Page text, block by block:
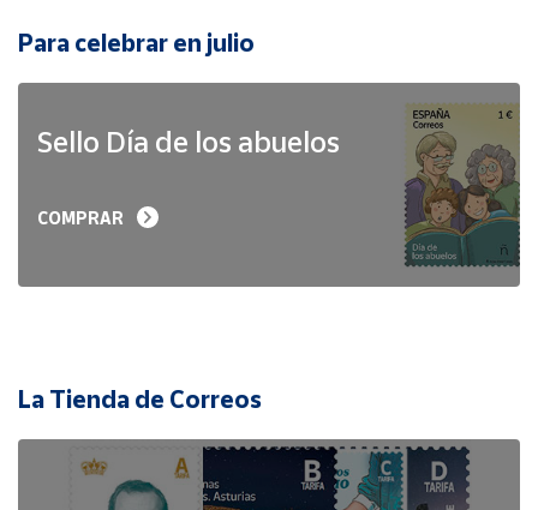
Para celebrar en julio
Sello Día de los abuelos
COMPRAR
La Tienda de Correos